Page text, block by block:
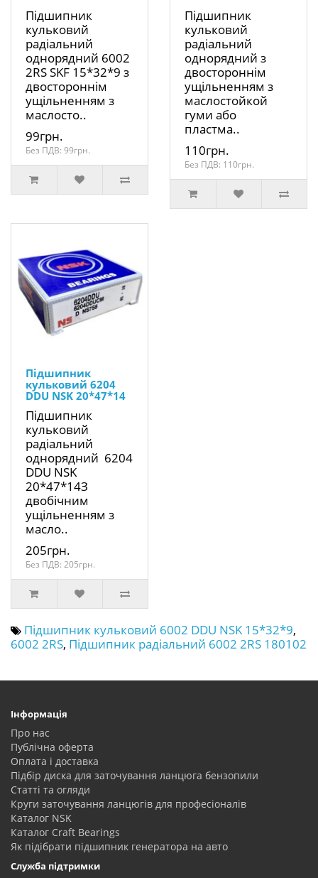
Підшипник
кульковий
радіальний
однорядний 6002
2RS SKF 15*32*9 з
двостороннім
ущільненням з
маслосто..
99грн.
Без ПДВ: 99грн.
Підшипник
кульковий
радіальний
однорядний з
двостороннім
ущільненням з
маслостойкой
гуми або
пластма..
110грн.
Без ПДВ: 110грн.
Підшипник
кульковий 6204
DDU NSK 20*47*14
Підшипник
кульковий
радіальний
однорядний 6204
DDU NSK
20*47*14З
двобічним
ущільненням з
масло..
205грн.
Без ПДВ: 205грн.
Підшипник кульковий 6002 DDU NSK 15*32*9,
6002 2RS, Підшипник радіальний 6002 2RS 180102
Інформація
Про нас
Публічна оферта
Оплата і доставка
Підбір диска для заточування ланцюга бензопили
Статті та огляди
Круги заточування ланцюгів для професіоналів
Каталог NSK
Каталог Craft Bearings
Як підібрати підшипник генератора на авто
Служба підтримки